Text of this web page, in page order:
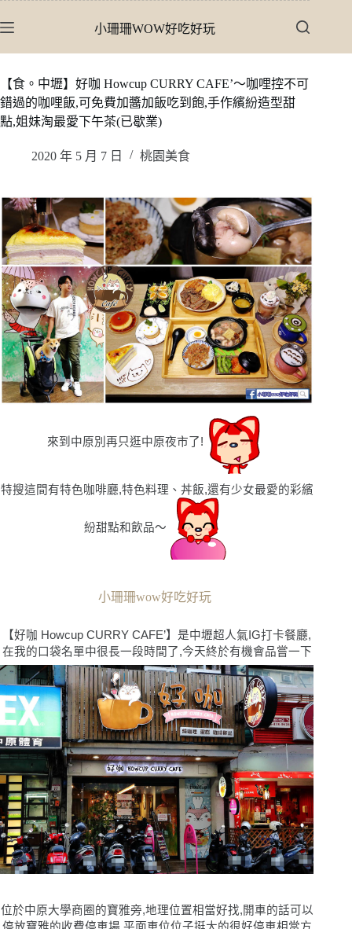
至
內
容
小珊珊WOW好吃好玩
【食。中壢】好咖 Howcup CURRY CAFE’〜咖哩控不可
錯過的咖哩飯,可免費加醬加飯吃到飽,手作繽紛造型甜
點,姐妹淘最愛下午茶(已歇業)
2020 年 5 月 7 日 桃園美食
來到中原別再只逛中原夜市了!
特搜這間有特色咖啡廳,特色料理、丼飯,還有少女最愛的彩繽
紛甜點和飲品〜
小珊珊wow好吃好玩
【好咖 Howcup CURRY CAFE’】是中壢超人氣IG打卡餐廳,
在我的口袋名單中很長一段時間了,今天終於有機會品嘗一下
位於中原大學商圈的寶雅旁,地理位置相當好找,開車的話可以